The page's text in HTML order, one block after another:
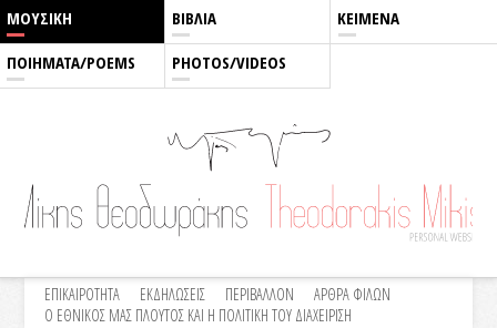
ΜΟΥΣΙΚΗ ΒΙΒΛΙΑ ΚΕΙΜΕΝΑ
ΠΟΙΗΜΑΤΑ/POEMS PHOTOS/VIDEOS
ΕΠΙΚΑΙΡΟΤΗΤΑ ΕΚΔΗΛΩΣΕΙΣ ΠΕΡΙΒΑΛΛΟΝ
ΑΡΘΡΑ ΦΙΛΩΝ
Ο ΕΘΝΙΚΟΣ ΜΑΣ ΠΛΟΥΤΟΣ ΚΑΙ Η ΠΟΛΙΤΙΚΗ ΤΟΥ ΔΙΑΧΕΙΡΙΣΗ